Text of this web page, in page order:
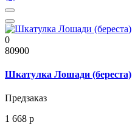
0
80900
Шкатулка Лошади (береста)
Предзаказ
1 668 р